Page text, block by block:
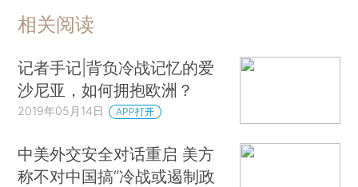
相关阅读
记者手记|背负冷战记忆的爱
沙尼亚，如何拥抱欧洲？
2019年05月14日 APP打开
中美外交安全对话重启 美方
称不对中国搞“冷战或遏制政